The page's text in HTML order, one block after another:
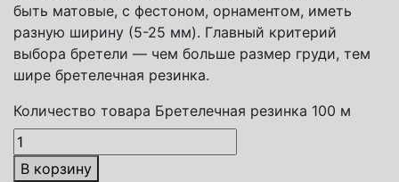
быть матовые, с фестоном, орнаментом, иметь
разную ширину (5-25 мм). Главный критерий
выбора бретели — чем больше размер груди, тем
шире бретелечная резинка.
Количество товара Бретелечная резинка 100 м
В корзину